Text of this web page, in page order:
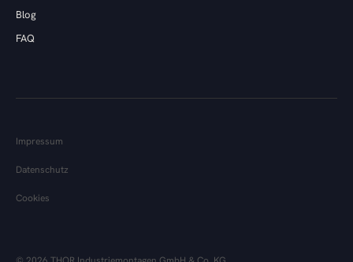
Blog
FAQ
Impressum
Datenschutz
Cookies